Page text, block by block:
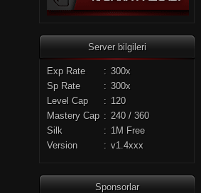
Server bilgileri
Exp Rate : 300x
Sp Rate
: 300x
Level Cap
: 120
Mastery Cap : 240 / 360
Silk
: 1M Free
Version
: v1.4xxx
Sponsorlar